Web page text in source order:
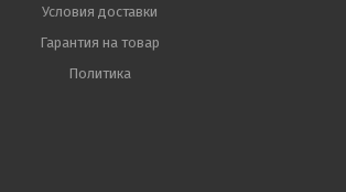
Условия доставки
Гарантия на товар
Политика